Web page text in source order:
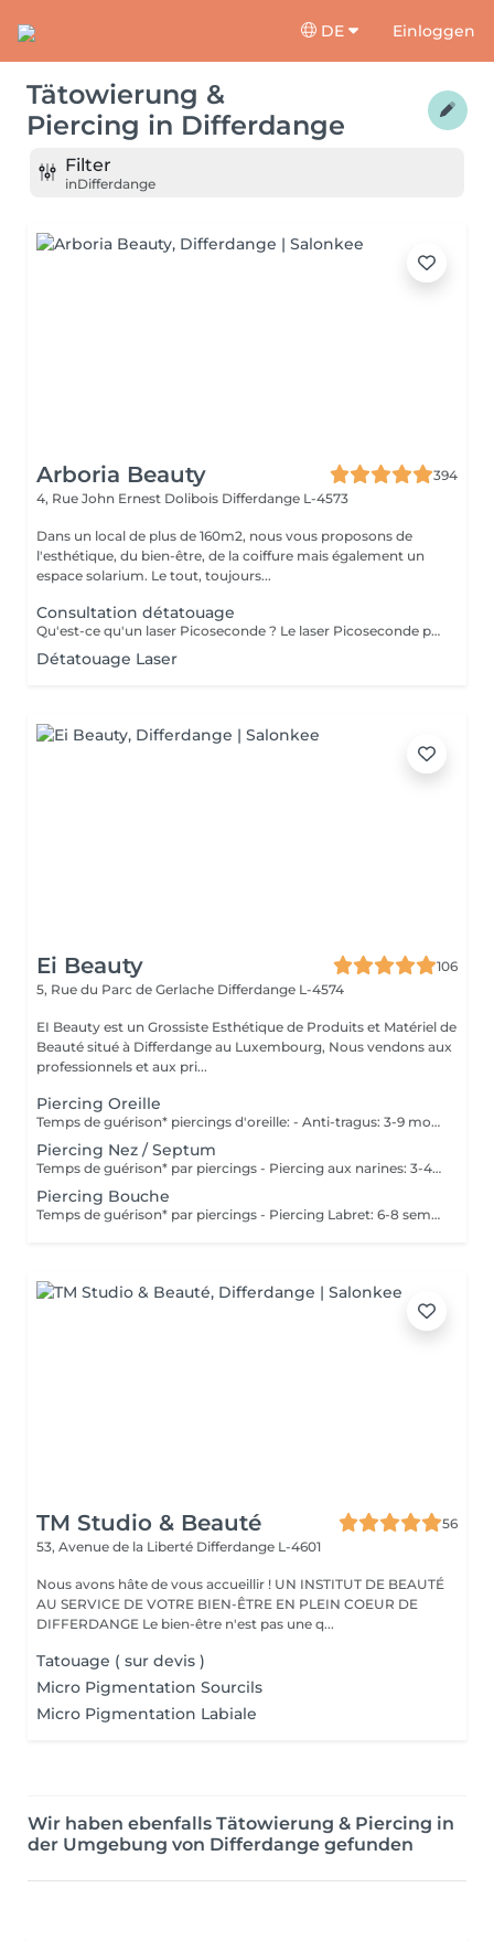
DE Einloggen
Tätowierung &
Piercing in Differdange
Filter
inDifferdange
Arboria Beauty
394
4, Rue John Ernest Dolibois Differdange L-4573
Dans un local de plus de 160m2, nous vous proposons de
l'esthétique, du bien-être, de la coiffure mais également un
espace solarium. Le tout, toujours...
Consultation détatouage
Qu'est-ce qu'un laser Picoseconde ? Le laser Picoseconde permet de délivrer une impulsion lumineuse de l'ordre de 300 picoseconde. Cette brièveté d'impulsion induit une onde de choc capable de fragmenter les pigments du tatouage. Le détatouage était jusqu'à présent réalisé avec des lasers dits «Q Switched» avec une durée d'impulsion de l'ordre de la nanoseconde, beaucoup moins efficace. - Efficace sur les tatouages noirs et de couleurs - Traitement corps, visage et maquillage permanant. - Le détatouage par laser ne laisse pas de cicatrices après le traitement ; - Les séances sont espacées de 30 à 40 jours (au lieu de 2 mois ou plus avec un laser «Q Switched») ; Il est impossible de prédire avec précision le nombre de séances nécessaires. En effet, tout dépend des facteurs sur lesquels nous n'avons aucune information avant de commencer le traitement (qualité et profondeur de l'encre, présence ou non de métaux dans les pigments)
Détatouage Laser
Ei Beauty
106
5, Rue du Parc de Gerlache Differdange L-4574
EI Beauty est un Grossiste Esthétique de Produits et Matériel de
Beauté situé à Differdange au Luxembourg, Nous vendons aux
professionnels et aux pri...
Piercing Oreille
Temps de guérison* piercings d'oreille: - Anti-tragus: 3-9 mois - Piercing de conque: 3-9 mois - Daithpiercing: 3-9 mois - Piercing helix: 3-9 mois - Perçage de fumée: 3-9 mois - Piercing douillet: 3-9 mois - Piercing Tragus: 3-9 mois - Piercing du lobe de l'oreille: 4-8 semaines *Notez également qu'il est indispensable de réaliser les soins quotidiennement pour que la cicatrisation se fasse dans les meilleures conditions. *La guérison est différente d'une personne à l'autre **Si vous êtes mineur, l'autorisation parentale est obligatoire. Industriel Piercing - Sous réserve d'évaluation
Piercing Nez / Septum
Temps de guérison* par piercings - Piercing aux narines: 3-4 semaines - Piercing septum: 4-8 semaines *Notez également qu'il est indispensable de réaliser les soins quotidiennement pour que la cicatrisation se fasse dans les meilleures conditions. *La guérison est différente d'une personne à l'autre **Si vous êtes mineur, l'autorisation parentale est obligatoire.
Piercing Bouche
Temps de guérison* par piercings - Piercing Labret: 6-8 semaines - Piercing des lèvres / côté: 6-8 semaines - Piercing de la lèvre supérieure: 2-3 mois - Piercing de la langue: 4-8 semaines *Notez également qu'il est indispensable de réaliser les soins quotidiennement pour que la cicatrisation se fasse dans les meilleures conditions. *La guérison est différente d'une personne à l'autre **Si vous êtes mineur, l'autorisation parentale est obligatoire.
TM Studio & Beauté
56
53, Avenue de la Liberté Differdange L-4601
Nous avons hâte de vous accueillir ! UN INSTITUT DE BEAUTÉ
AU SERVICE DE VOTRE BIEN-ÊTRE EN PLEIN COEUR DE
DIFFERDANGE Le bien-être n'est pas une q...
Tatouage ( sur devis )
Micro Pigmentation Sourcils
Micro Pigmentation Labiale
Wir haben ebenfalls Tätowierung & Piercing in
der Umgebung von Differdange gefunden